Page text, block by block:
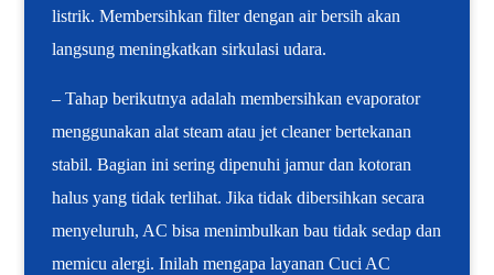
listrik. Membersihkan filter dengan air bersih akan
langsung meningkatkan sirkulasi udara.
– Tahap berikutnya adalah membersihkan evaporator
menggunakan alat steam atau jet cleaner bertekanan
stabil. Bagian ini sering dipenuhi jamur dan kotoran
halus yang tidak terlihat. Jika tidak dibersihkan secara
menyeluruh, AC bisa menimbulkan bau tidak sedap dan
memicu alergi. Inilah mengapa layanan Cuci AC